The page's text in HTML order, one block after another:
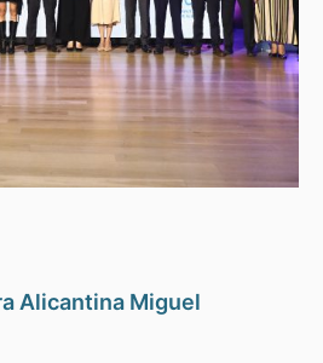
Alicantina Miguel